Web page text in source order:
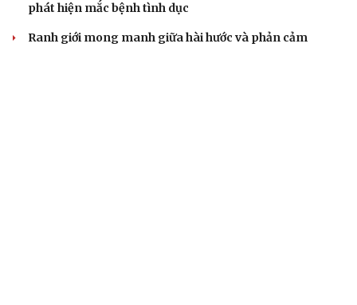
phát hiện mắc bệnh tình dục
Ranh giới mong manh giữa hài hước và phản cảm